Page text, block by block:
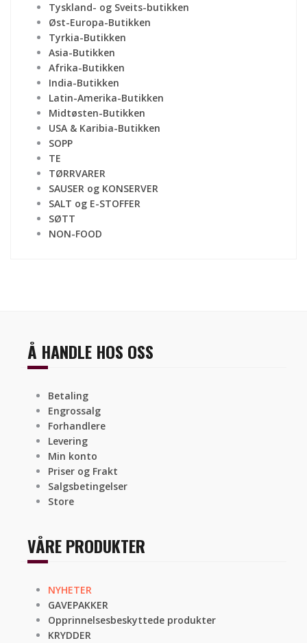
Tyskland- og Sveits-butikken
Øst-Europa-Butikken
Tyrkia-Butikken
Asia-Butikken
Afrika-Butikken
India-Butikken
Latin-Amerika-Butikken
Midtøsten-Butikken
USA & Karibia-Butikken
SOPP
TE
TØRRVARER
SAUSER og KONSERVER
SALT og E-STOFFER
SØTT
NON-FOOD
Å HANDLE HOS OSS
Betaling
Engrossalg
Forhandlere
Levering
Min konto
Priser og Frakt
Salgsbetingelser
Store
VÅRE PRODUKTER
NYHETER
GAVEPAKKER
Opprinnelsesbeskyttede produkter
KRYDDER